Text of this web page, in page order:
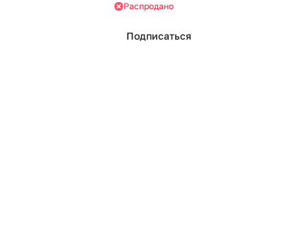
Распродано
Подписаться